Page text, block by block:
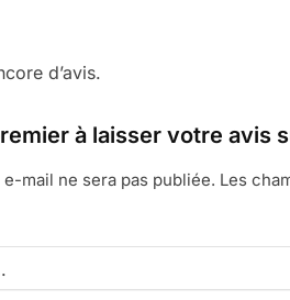
d’avis.
à laisser votre avis
mail ne sera pas publiée. Les